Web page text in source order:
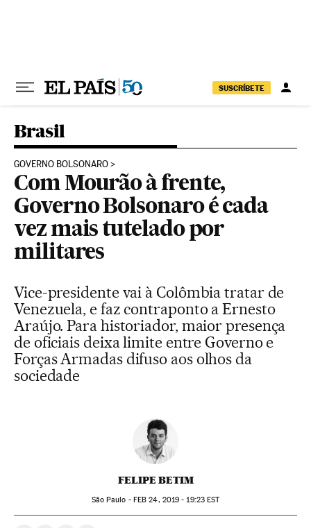
SUSCRÍBETE
Brasil
GOVERNO BOLSONARO
Com Mourão à frente,
Governo Bolsonaro é cada
vez mais tutelado por
militares
Vice-presidente vai à Colômbia tratar de
Venezuela, e faz contraponto a Ernesto
Araújo. Para historiador, maior presença
de oficiais deixa limite entre Governo e
Forças Armadas difuso aos olhos da
sociedade
FELIPE BETIM
São Paulo - FEB 24, 2019 - 19:23EST